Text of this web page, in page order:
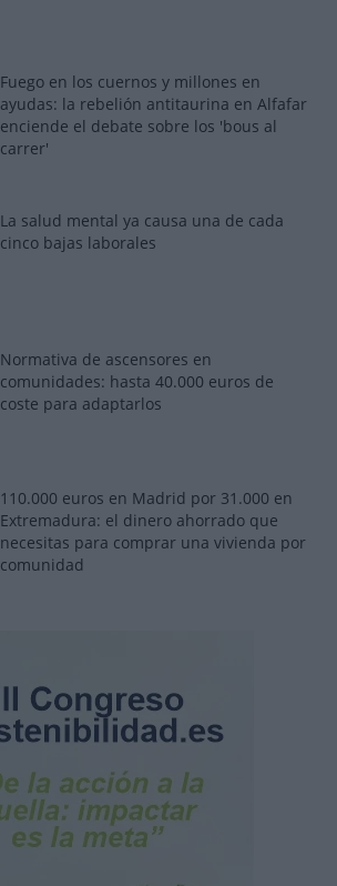
Fuego en los cuernos y millones en
ayudas: la rebelión antitaurina en Alfafar
enciende el debate sobre los 'bous al
carrer'
La salud mental ya causa una de cada
cinco bajas laborales
Normativa de ascensores en
comunidades: hasta 40.000 euros de
coste para adaptarlos
110.000 euros en Madrid por 31.000 en
Extremadura: el dinero ahorrado que
necesitas para comprar una vivienda por
comunidad